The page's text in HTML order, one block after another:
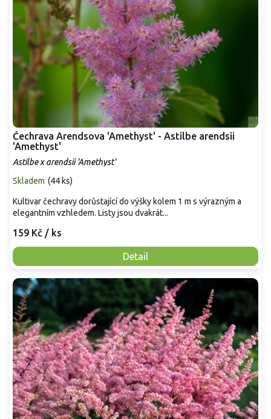
Čechrava Arendsova 'Amethyst' - Astilbe arendsii
'Amethyst'
Astilbe x arendsii 'Amethyst'
Skladem (44 ks)
159 Kč / ks
Detail
Kultivar čechravy dorůstající do výšky kolem 1 m s výrazným a
elegantním vzhledem. Listy jsou dvakrát...